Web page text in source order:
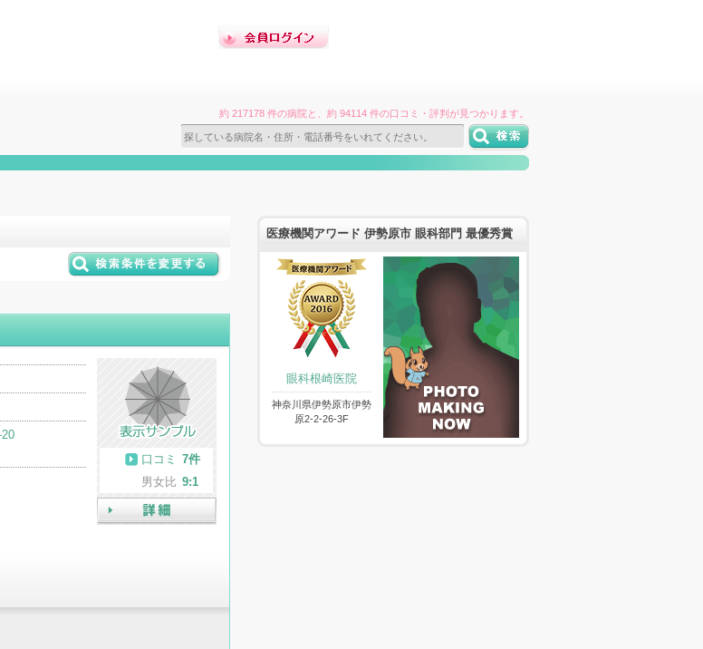
約 217178 件の病院と、約 94114 件の口コミ・評判が見つかります。
口コミ
7件
男女比 9:1
医療機関アワード 伊勢原市 眼科部門 最優秀賞
眼科根崎医院
神奈川県伊勢原市伊勢
原2-2-26-3F